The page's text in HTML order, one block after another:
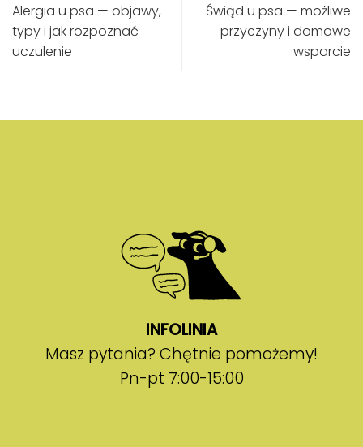
Alergia u psa — objawy,
typy i jak rozpoznać
uczulenie
Świąd u psa — możliwe
przyczyny i domowe
wsparcie
INFOLINIA
Masz pytania? Chętnie pomożemy!
Pn-pt 7:00-15:00